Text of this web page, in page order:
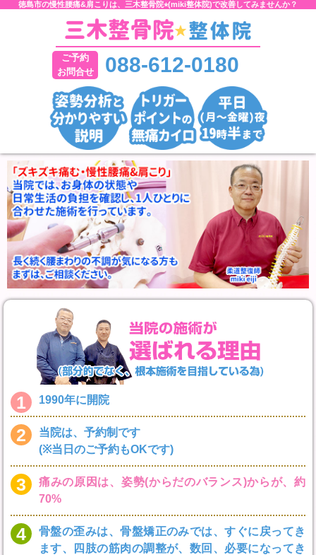
徳島市の慢性腰痛&肩こりは、三木整骨院⭐︎(miki整体院)で改善してみませんか？
ご予約
お問合せ
088-612-0180
1 1990年に開院
2
当院は、予約制です
(※当日のご予約もOKです)
3
痛みの原因は、姿勢(からだのバランス)からが、約
70%
4
骨盤の歪みは、骨盤矯正のみでは、すぐに戻ってき
ます、四肢の筋肉の調整が、数回、必要になってき